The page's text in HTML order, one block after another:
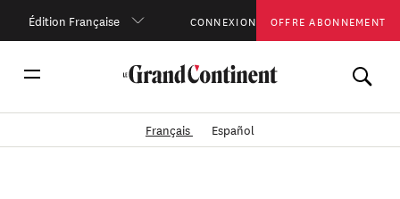
Édition Française CONNEXION OFFRE ABONNEMENT
Français Español